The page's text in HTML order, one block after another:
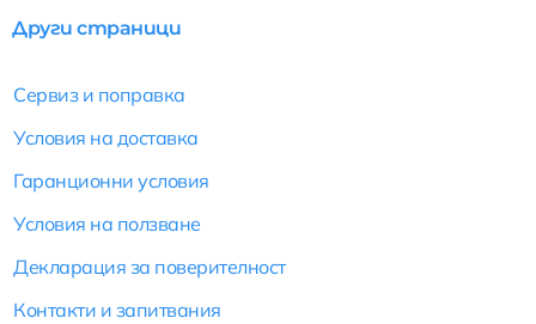
Други страници
Сервиз и поправка
Условия на доставка
Гаранционни условия
Условия на ползване
Декларация за поверителност
Контакти и запитвания